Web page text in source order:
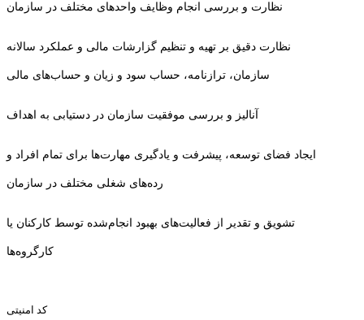
نظارت و بررسی انجام وظایف واحدهای مختلف در سازمان
نظارت دقیق بر تهیه و تنظیم گزارشات مالی و عملکرد سالانه
سازمان، ترازنامه، حساب سود و زیان و حساب‌های مالی
آنالیز و بررسی موفقیت سازمان در دستیابی به اهداف
ایجاد فضای توسعه، پیشرفت و یادگیری مهارت‌ها برای تمام افراد و
رده‌های شغلی مختلف در سازمان
تشویق و تقدیر از فعالیت‌های بهبود انجام‌شده توسط کارکنان یا
کارگروه‌ها
کد امنیتی